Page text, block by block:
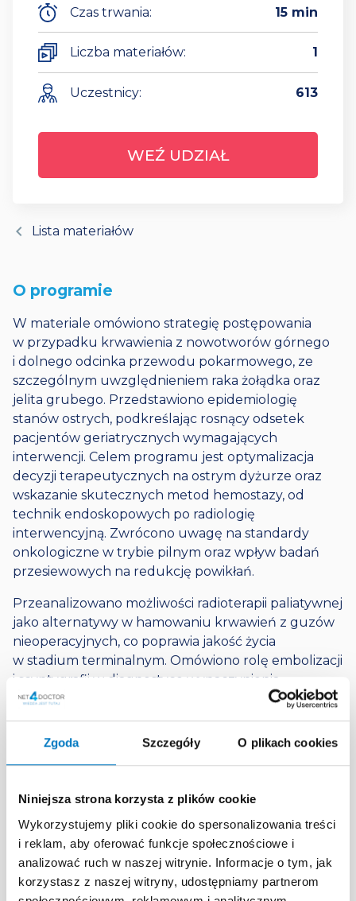
Zgoda Szczegóły O plikach cookies
Niniejsza strona korzysta z plików cookie
Wykorzystujemy pliki cookie do spersonalizowania treści
i reklam, aby oferować funkcje społecznościowe i
analizować ruch w naszej witrynie. Informacje o tym, jak
korzystasz z naszej witryny, udostępniamy partnerom
Czas trwania: 15 min
Liczba materiałów: 1
Uczestnicy: 613
WEŹ UDZIAŁ
chevron_left Lista materiałów
O programie
W materiale omówiono strategię postępowania
w przypadku krwawienia z nowotworów górnego
i dolnego odcinka przewodu pokarmowego, ze
szczególnym uwzględnieniem raka żołądka oraz
jelita grubego. Przedstawiono epidemiologię
stanów ostrych, podkreślając rosnący odsetek
pacjentów geriatrycznych wymagających
interwencji. Celem programu jest optymalizacja
decyzji terapeutycznych na ostrym dyżurze oraz
wskazanie skutecznych metod hemostazy, od
technik endoskopowych po radiologię
interwencyjną. Zwrócono uwagę na standardy
onkologiczne w trybie pilnym oraz wpływ badań
przesiewowych na redukcję powikłań.
Przeanalizowano możliwości radioterapii paliatywnej
jako alternatywy w hamowaniu krwawień z guzów
nieoperacyjnych, co poprawia jakość życia
w stadium terminalnym. Omówiono rolę embolizacji
i scyntygrafii w diagnostyce wynaczynienia.
Podkreślono,
że zaawansowany wiek nie
dyskwalifikuje z leczenia operacyjnego,mimo
ryzyka wynikającego z chorób współistniejących.
w celu wdrożenia leczenia systemowego po
Kluczowe zagadnienia
Stany nagłe:Algorytmy hemostazy w raku
żołądka i jelita grubego.